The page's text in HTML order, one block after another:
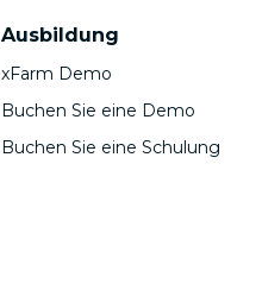
Ausbildung
xFarm Demo
Buchen Sie eine Demo
Buchen Sie eine Schulung